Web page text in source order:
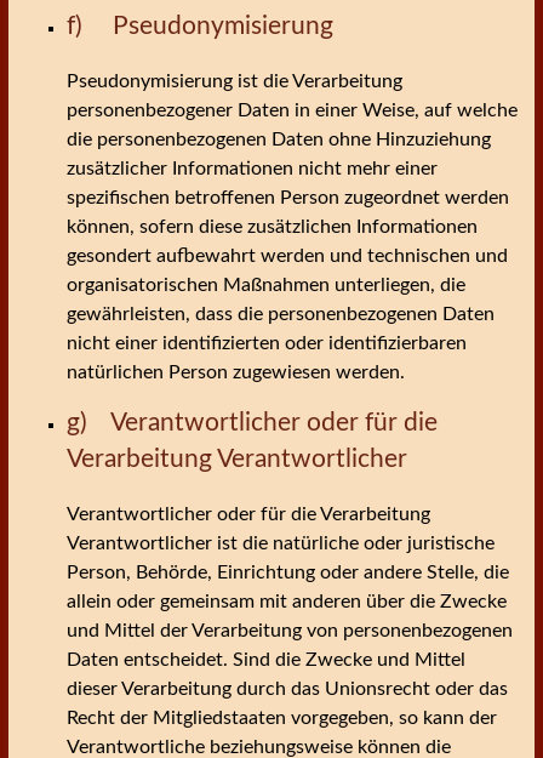
f) Pseudonymisierung
Pseudonymisierung ist die Verarbeitung
personenbezogener Daten in einer Weise, auf welche
die personenbezogenen Daten ohne Hinzuziehung
zusätzlicher Informationen nicht mehr einer
spezifischen betroffenen Person zugeordnet werden
können, sofern diese zusätzlichen Informationen
gesondert aufbewahrt werden und technischen und
organisatorischen Maßnahmen unterliegen, die
gewährleisten, dass die personenbezogenen Daten
nicht einer identifizierten oder identifizierbaren
natürlichen Person zugewiesen werden.
g) Verantwortlicher oder für die
Verarbeitung Verantwortlicher
Verantwortlicher oder für die Verarbeitung
Verantwortlicher ist die natürliche oder juristische
Person, Behörde, Einrichtung oder andere Stelle, die
allein oder gemeinsam mit anderen über die Zwecke
und Mittel der Verarbeitung von personenbezogenen
Daten entscheidet. Sind die Zwecke und Mittel
dieser Verarbeitung durch das Unionsrecht oder das
Recht der Mitgliedstaaten vorgegeben, so kann der
Verantwortliche beziehungsweise können die